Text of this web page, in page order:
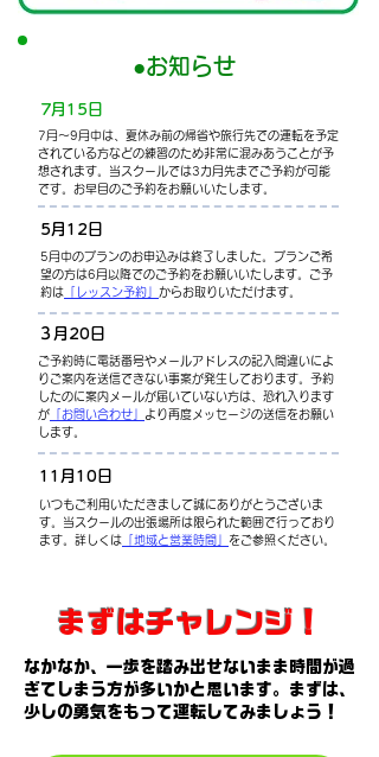
●​お知らせ
​7月15日
7月～9月中は、夏休み前の帰省や旅行先での運転を予定
されている方などの練習のため非常に混みあうことが予
想されます。当スクールでは3カ月先までご予約が可能
です。お早目のご予約をお願いいたします。
​5月12日
5月中のプランのお申込みは終了しました。プランご希
望の方は6月以降でのご予約をお願いいたします。ご予
約は 「レッスン予約」 からお取りいただけます。
３月20日
ご予約時に電話番号やメールアドレスの記入間違いによ
りご案内を送信できない事案が発生しております。予約
したのに案内メールが届いていない方は、恐れ入ります
が 「お問い合わせ」 より再度メッセージの送信をお願い
します。
11月10日
いつもご利用いただきまして誠にありがとうございま
す。当スクールの出張場所は限られた範囲で行っており
ます。詳しくは 「地域と営業時間」 をご参照ください。
​まずはチャレンジ！
なかなか、一歩を踏み出せないまま時間が過
ぎてしまう方が多いかと思います。まずは、
少しの勇気をもって運転してみましょう！